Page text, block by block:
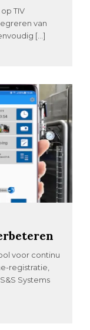
TIV
van
[…]
voor continu
registratie,
Systems